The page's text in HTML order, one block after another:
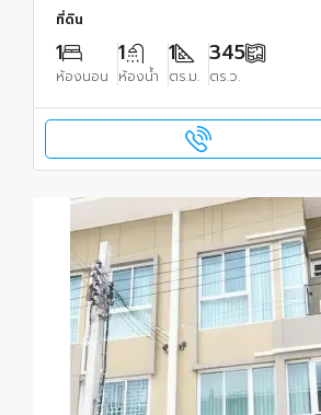
ที่ดิน
1
ห้องนอน
1
ห้องน้ำ
1
ตร.ม.
345
ตร.ว.